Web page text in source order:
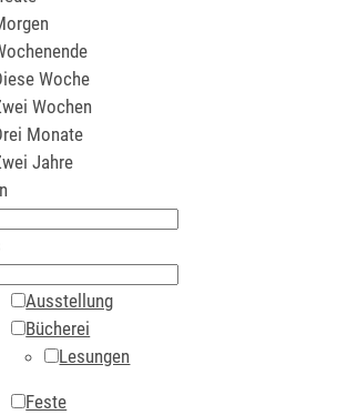
Woche
Wochen
Monate
Jahre
Ausstellung
Bücherei
Lesungen
Feste